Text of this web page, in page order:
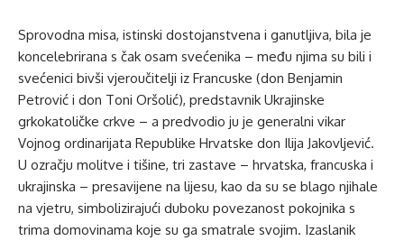
Sprovodna misa, istinski dostojanstvena i ganutljiva, bila je
koncelebrirana s čak osam svećenika – među njima su bili i
svećenici bivši vjeroučitelji iz Francuske (don Benjamin
Petrović i don Toni Oršolić), predstavnik Ukrajinske
grkokatoličke crkve – a predvodio ju je generalni vikar
Vojnog ordinarijata Republike Hrvatske don Ilija Jakovljević.
U ozračju molitve i tišine, tri zastave – hrvatska, francuska i
ukrajinska – presavijene na lijesu, kao da su se blago njihale
na vjetru, simbolizirajući duboku povezanost pokojnika s
trima domovinama koje su ga smatrale svojim. Izaslanik